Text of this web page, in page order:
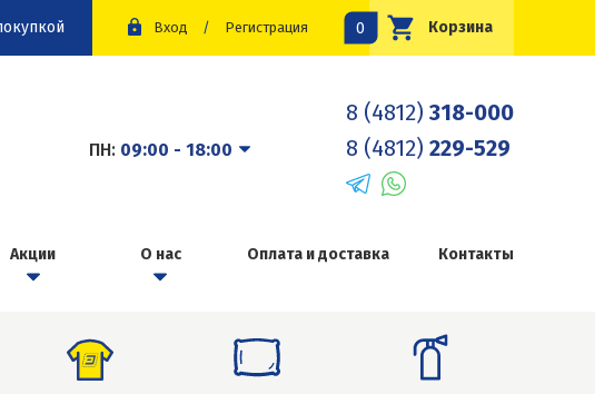
Вход / Регистрация Корзина
0
ПН: 09:00 - 18:00
8 (4812) 318-000
8 (4812) 229-529
Акции О нас Оплата и доставка Контакты